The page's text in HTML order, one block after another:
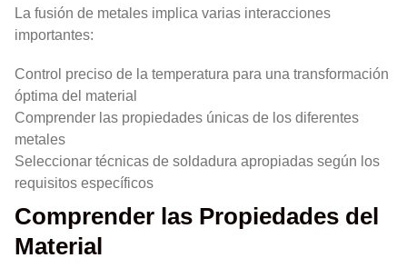
La fusión de metales implica varias interacciones
importantes:
Control preciso de la temperatura para una transformación
óptima del material
Comprender las propiedades únicas de los diferentes
metales
Seleccionar técnicas de soldadura apropiadas según los
requisitos específicos
Comprender las Propiedades del
Material